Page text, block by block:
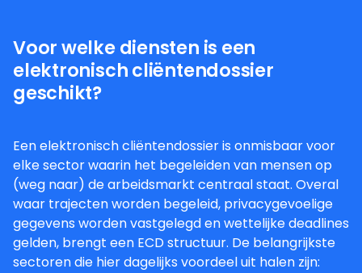
Voor welke diensten is een
elektronisch cliëntendossier
geschikt?
Een elektronisch cliëntendossier is onmisbaar voor
elke sector waarin het begeleiden van mensen op
(weg naar) de arbeidsmarkt centraal staat. Overal
waar trajecten worden begeleid, privacygevoelige
gegevens worden vastgelegd en wettelijke deadlines
gelden, brengt een ECD structuur. De belangrijkste
sectoren die hier dagelijks voordeel uit halen zijn: